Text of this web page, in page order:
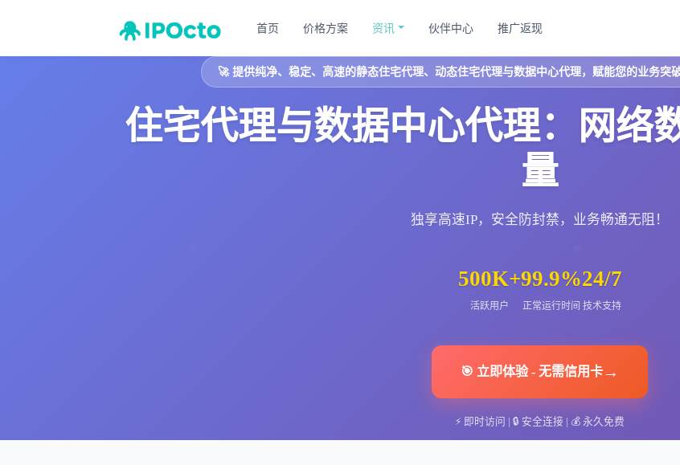
首页 价格方案 资讯 伙伴中心 推广返现
🚀 提供纯净、稳定、高速的静态住宅代理、动态住宅代理与数据中心代理，赋能您的业务突
住宅代理与数据中心代理：网络
量
独享高速IP，安全防封禁，业务畅通无阻！
500K+
活跃用户
99.9%
正常运行时间
24/7
技术支持
🎯 立即体验-无需信用卡 →
⚡ 即时访问 | 🔒 安全连接 | 💰永久免费